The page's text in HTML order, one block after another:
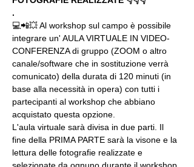
.
💻📲💥 Al workshop sul campo è possibile
integrare un' AULA VIRTUALE IN VIDEO-
CONFERENZA di gruppo (ZOOM o altro
canale/software che in sostituzione verrà
comunicato) della durata di 120 minuti (in
base alla necessità in opera) con tutti i
partecipanti al workshop che abbiano
acquistato questa opzione.
L'aula virtuale sarà divisa in due parti. Il
fine della PRIMA PARTE sarà la visone e la
lettura delle fotografie realizzate e